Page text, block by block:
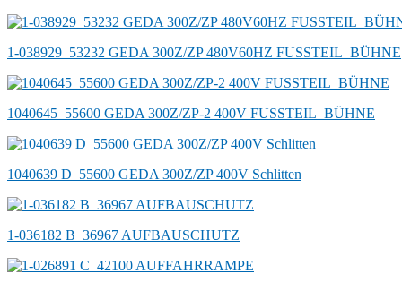
1-038929_53232 GEDA 300Z/ZP 480V60HZ FUSSTEIL_BÜHNE
1040645_55600 GEDA 300Z/ZP-2 400V FUSSTEIL_BÜHNE
1040639 D_55600 GEDA 300Z/ZP 400V Schlitten
1-036182 B_36967 AUFBAUSCHUTZ